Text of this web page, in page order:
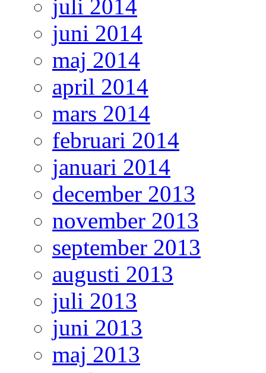
juli 2014
juni 2014
maj 2014
april 2014
mars 2014
februari 2014
januari 2014
december 2013
november 2013
september 2013
augusti 2013
juli 2013
juni 2013
maj 2013